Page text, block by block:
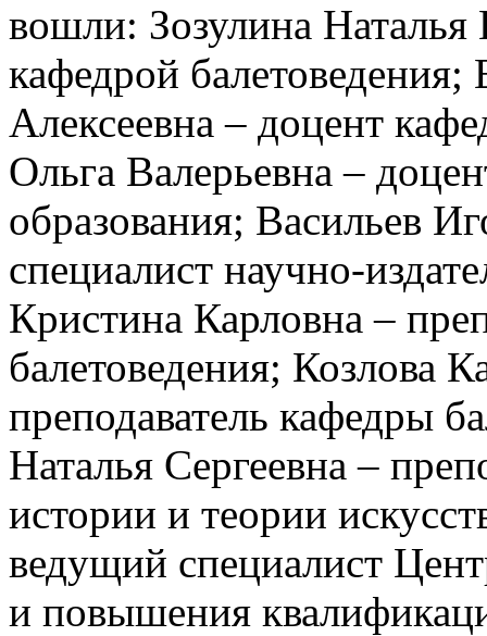
вошли: Зозулина
кафедрой
Алексеевна – доцент
Ольга Валерьевна –
образования; Васильев
специалист научно-
Кристина Карловна –
балетоведения; Козлова
преподаватель кафедры
Наталья Сергеевна –
истории и теории
ведущий специалист
и повышения